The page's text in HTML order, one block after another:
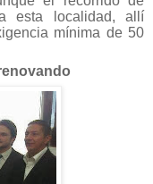
esta localidad, allí
mínima de 50